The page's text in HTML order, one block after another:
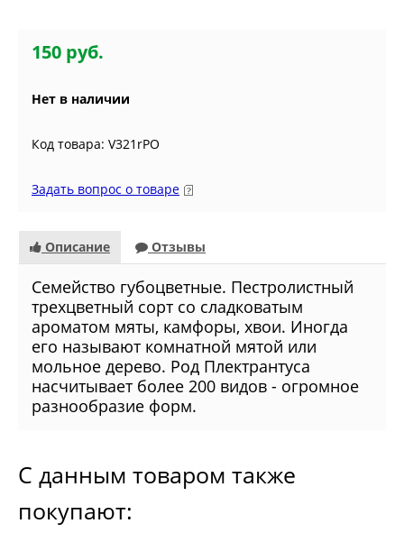
150 руб.
Нет в наличии
Код товара: V321rPO
Задать вопрос о товаре
Описание Отзывы
Семейство губоцветные. Пестролистный
трехцветный сорт со сладковатым
ароматом мяты, камфоры, хвои. Иногда
его называют комнатной мятой или
мольное дерево. Род Плектрантуса
насчитывает более 200 видов - огромное
разнообразие форм.
С данным товаром также
покупают: